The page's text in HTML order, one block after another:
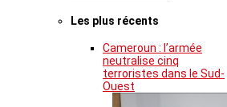
Les plus récents
Cameroun : l’armée
neutralise cinq
terroristes dans le Sud-
Ouest